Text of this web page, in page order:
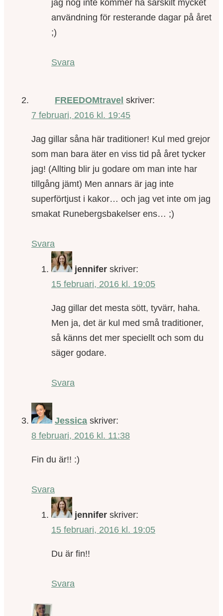
jag nog inte kommer ha särskilt mycket
användning för resterande dagar på året
;)
Svara
FREEDOMtravel skriver:
7 februari, 2016 kl. 19:45
Jag gillar såna här traditioner! Kul med grejor
som man bara äter en viss tid på året tycker
jag! (Allting blir ju godare om man inte har
tillgång jämt) Men annars är jag inte
superförtjust i kakor… och jag vet inte om jag
smakat Runebergsbakelser ens… ;)
Svara
jennifer skriver:
15 februari, 2016 kl. 19:05
Jag gillar det mesta sött, tyvärr, haha.
Men ja, det är kul med små traditioner,
så känns det mer speciellt och som du
säger godare.
Svara
Jessica skriver:
8 februari, 2016 kl. 11:38
Fin du är!! :)
Svara
jennifer skriver:
15 februari, 2016 kl. 19:05
Du är fin!!
Svara